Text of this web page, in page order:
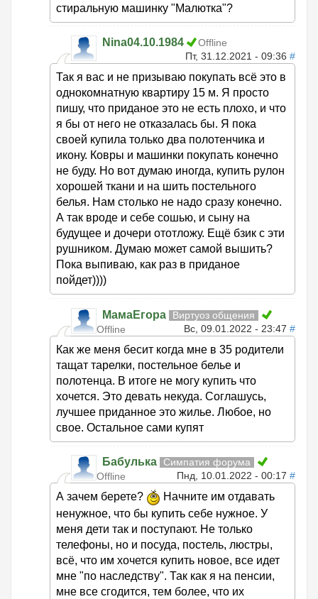
стиральную машинку "Малютка"?
Nina04.10.1984
Offline
Пт, 31.12.2021 - 09:36 #
Так я вас и не призываю покупать всё это в
однокомнатную квартиру 15 м. Я просто
пишу, что приданое это не есть плохо, и что
я бы от него не отказалась бы. Я пока
своей купила только два полотенчика и
икону. Ковры и машинки покупать конечно
не буду. Но вот думаю иногда, купить рулон
хорошей ткани и на шить постельного
белья. Нам столько не надо сразу конечно.
А так вроде и себе сошью, и сыну на
будущее и дочери ототложу. Ещё бзик с эти
рушником. Думаю может самой вышить?
Пока выпиваю, как раз в приданое
пойдет))))
МамаЕгора
Виртуоз общения
Offline
Вс, 09.01.2022 - 23:47 #
Как же меня бесит когда мне в 35 родители
тащат тарелки, постельное белье и
полотенца. В итоге не могу купить что
хочется. Это девать некуда. Соглашусь,
лучшее приданное это жилье. Любое, но
свое. Остальное сами купят
Бабулька
Симпатия форума
Offline
Пнд, 10.01.2022 - 00:17 #
А зачем берете?
Начните им отдавать
ненужное, что бы купить себе нужное. У
меня дети так и поступают. Не только
телефоны, но и посуда, постель, люстры,
всё, что им хочется купить новое, все идет
мне "по наследству". Так как я на пенсии,
мне все сгодится, тем более, что их